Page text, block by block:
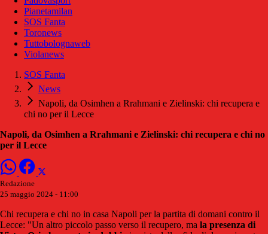
Pianetamilan
SOS Fanta
Toronews
Tuttobolognaweb
Violanews
SOS Fanta
News
Napoli, da Osimhen a Rrahmani e Zielinski: chi recupera e
chi no per il Lecce
Napoli, da Osimhen a Rrahmani e Zielinski: chi recupera e chi no
per il Lecce
Redazione
25 maggio 2024 - 11:00
Chi recupera e chi no in casa Napoli per la partita di domani contro il
Lecce: "Un altro piccolo passo verso il recupero, ma la presenza di